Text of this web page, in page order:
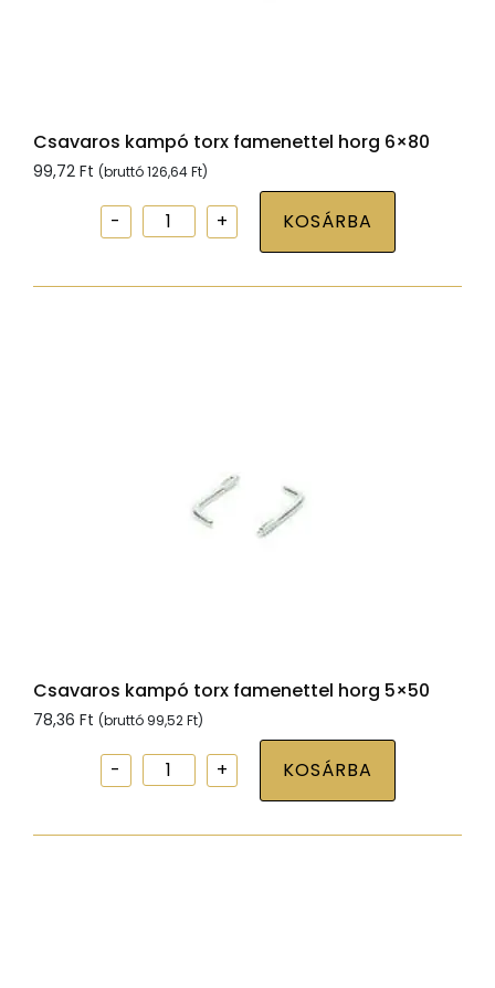
Csavaros kampó torx famenettel horg 6×80
99,72 Ft (bruttó126,64Ft)
Csavaros
kampó
KOSÁRBA
Csavaros kampó torx famenettel horg 5×50
78,36 Ft (bruttó 99,52Ft)
Csavaros
kampó
KOSÁRBA